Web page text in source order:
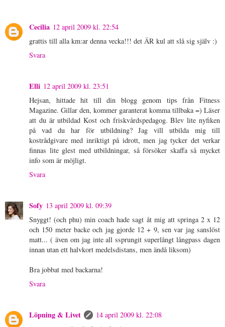
Cecilia 12 april 2009 kl. 22:54
grattis till alla km:ar denna vecka!!! det ÄR kul att slå sig själv :)
Svara
Elli 12 april 2009 kl. 23:51
Hejsan, hittade hit till din blogg genom tips från Fitness
Magazine. Gillar den, kommer garanterat komma tillbaka =) Läser
att du är utbildad Kost och friskvårdspedagog. Blev lite nyfiken
på vad du har för utbildning? Jag vill utbilda mig till
kostrådgivare med inriktigt på idrott, men jag tycker det verkar
finnas lite glest med utbildningar, så försöker skaffa så mycket
info som är möjligt.
Svara
Sofy 13 april 2009 kl. 09:39
Snyggt! (och phu) min coach hade sagt åt mig att springa 2 x 12
och 150 meter backe och jag gjorde 12 + 9, sen var jag sanslöst
matt... ( även om jag inte all ssprungit superlångt långpass dagen
innan utan ett halvkort medelsdistans, men ändå liksom)
Bra jobbat med backarna!
Svara
Löpning & Livet
14 april 2009 kl. 22:08